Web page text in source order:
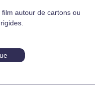
autour de cartons ou